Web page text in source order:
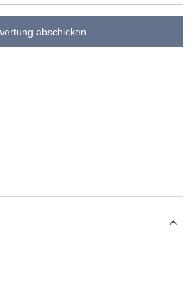
abschicken